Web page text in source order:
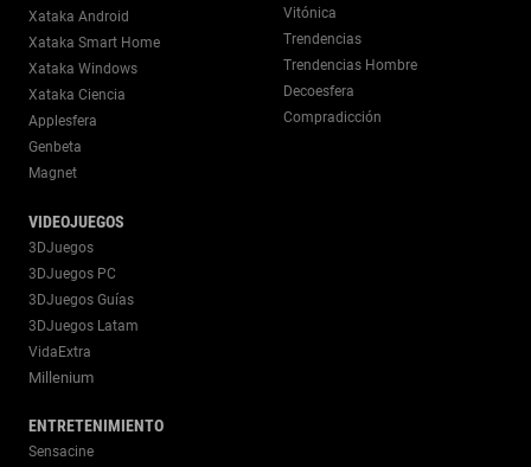
Xataka Android
Xataka Smart Home
Xataka Windows
Xataka Ciencia
Applesfera
Genbeta
Magnet
VIDEOJUEGOS
3DJuegos
3DJuegos PC
3DJuegos Guías
3DJuegos Latam
VidaExtra
Millenium
ENTRETENIMIENTO
Sensacine
Vitónica
Trendencias
Trendencias Hombre
Decoesfera
Compradicción